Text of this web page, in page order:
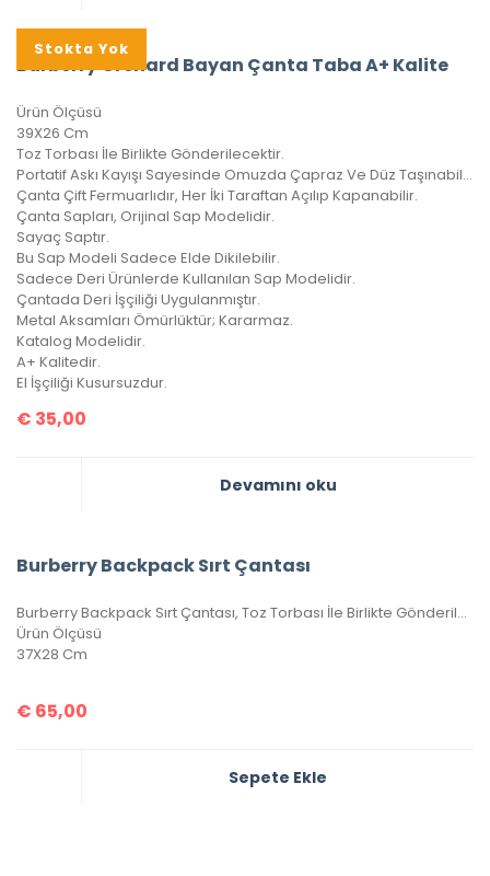
Stokta Yok
Burberry Orchard Bayan Çanta Taba A+ Kalite
Ürün Ölçüsü
39X26 Cm
Toz Torbası İle Birlikte Gönderilecektir.
Portatif Askı Kayışı Sayesinde Omuzda Çapraz Ve Düz Taşınabilir.
Çanta Çift Fermuarlıdır, Her İki Taraftan Açılıp Kapanabilir.
Çanta Sapları, Orijinal Sap Modelidir.
Sayaç Saptır.
Bu Sap Modeli Sadece Elde Dikilebilir.
Sadece Deri Ürünlerde Kullanılan Sap Modelidir.
Çantada Deri İşçiliği Uygulanmıştır.
Metal Aksamları Ömürlüktür; Kararmaz.
Katalog Modelidir.
A+ Kalitedir.
El İşçiliği Kusursuzdur.
€ 35,00
Devamını oku
Burberry Backpack Sırt Çantası
Burberry Backpack Sırt Çantası, Toz Torbası İle Birlikte Gönderilecektir.
Ürün Ölçüsü
37X28 Cm
€ 65,00
Sepete Ekle